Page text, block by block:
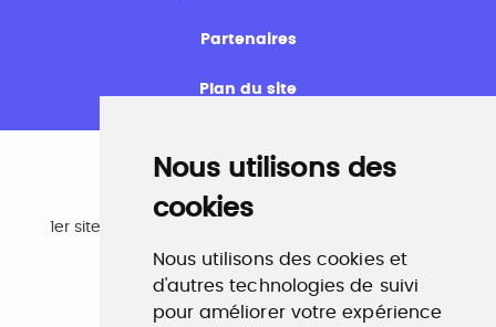
Nous utilisons des
cookies
Nous utilisons des cookies et
d'autres technologies de suivi
pour améliorer votre expérience
Partenaires
Plan du site
Emploi
1er site emploi du secteur culturel 784.000 visites et
www.profilculture.com